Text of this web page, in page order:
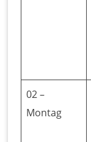
02 –
Montag